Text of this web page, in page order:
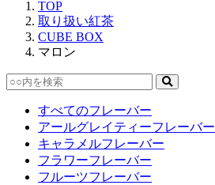
TOP
取り扱い紅茶
CUBE BOX
マロン
すべてのフレーバー
アールグレイティーフレーバー
キャラメルフレーバー
フラワーフレーバー
フルーツフレーバー